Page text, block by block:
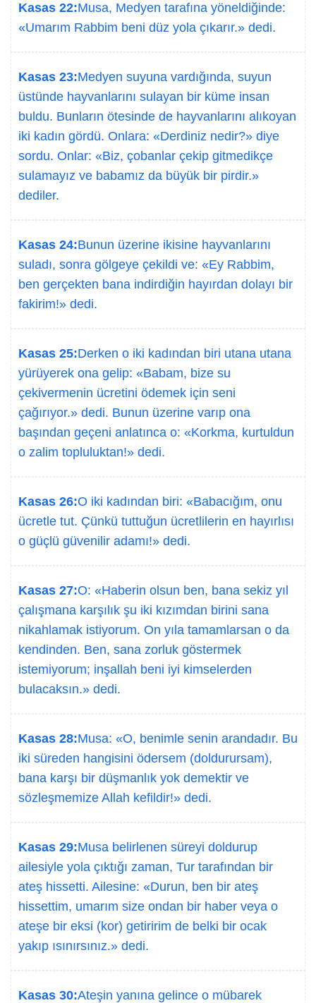
Kasas 22:Musa, Medyen tarafına yöneldiğinde:
«Umarım Rabbim beni düz yola çıkarır.» dedi.
Kasas 23:Medyen suyuna vardığında, suyun
üstünde hayvanlarını sulayan bir küme insan
buldu. Bunların ötesinde de hayvanlarını alıkoyan
iki kadın gördü. Onlara: «Derdiniz nedir?» diye
sordu. Onlar: «Biz, çobanlar çekip gitmedikçe
sulamayız ve babamız da büyük bir pirdir.»
dediler.
Kasas 24:Bunun üzerine ikisine hayvanlarını
suladı, sonra gölgeye çekildi ve: «Ey Rabbim,
ben gerçekten bana indirdiğin hayırdan dolayı bir
fakirim!» dedi.
Kasas 25:Derken o iki kadından biri utana utana
yürüyerek ona gelip: «Babam, bize su
çekivermenin ücretini ödemek için seni
çağırıyor.» dedi. Bunun üzerine varıp ona
başından geçeni anlatınca o: «Korkma, kurtuldun
o zalim topluluktan!» dedi.
Kasas 26:O iki kadından biri: «Babacığım, onu
ücretle tut. Çünkü tuttuğun ücretlilerin en hayırlısı
o güçlü güvenilir adamı!» dedi.
Kasas 27:O: «Haberin olsun ben, bana sekiz yıl
çalışmana karşılık şu iki kızımdan birini sana
nikahlamak istiyorum. On yıla tamamlarsan o da
kendinden. Ben, sana zorluk göstermek
istemiyorum; inşallah beni iyi kimselerden
bulacaksın.» dedi.
Kasas 28:Musa: «O, benimle senin arandadır. Bu
iki süreden hangisini ödersem (doldurursam),
bana karşı bir düşmanlık yok demektir ve
sözleşmemize Allah kefildir!» dedi.
Kasas 29:Musa belirlenen süreyi doldurup
ailesiyle yola çıktığı zaman, Tur tarafından bir
ateş hissetti. Ailesine: «Durun, ben bir ateş
hissettim, umarım size ondan bir haber veya o
ateşe bir eksi (kor) getiririm de belki bir ocak
yakıp ısınırsınız.» dedi.
Kasas 30:Ateşin yanına gelince o mübarek